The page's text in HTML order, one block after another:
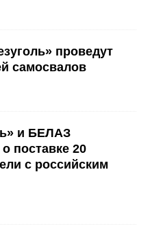
проведут
самосвалов
и БЕЛАЗ
поставке 20
с российским